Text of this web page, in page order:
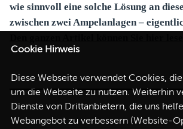
wie sinnvoll eine solche Lösung an
zwischen zwei Ampelanlagen –
Cookie Hinweis
Diese Webseite verwendet Cookies,
um die Webseite zu nutzen. Weiterhin
Dienste von Drittanbietern, die uns
Webangebot zu verbessern (Website-